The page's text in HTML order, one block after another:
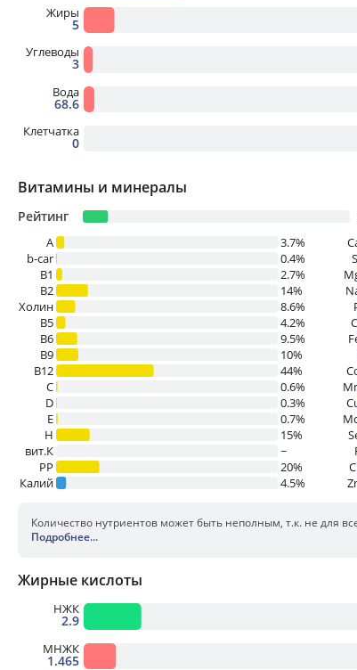
Жиры
5
Углеводы
3
Вода
68.6
Клетчатка
0
Витамины и минералы
Рейтинг
A
3.7%
b-car
0.4%
В1
2.7%
B2
14%
Холин
8.6%
B5
4.2%
B6
9.5%
B9
10%
B12
44%
C
0.6%
D
0.3%
E
0.7%
H
15%
вит.К
~
PP
20%
Калий
4.5%
Количество нутриентов может быть неполным, т.к. не для
Подробнее...
Жирные кислоты
НЖК
2.9
МНЖК
1.465